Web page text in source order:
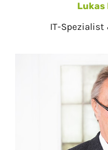
Lukas
IT-